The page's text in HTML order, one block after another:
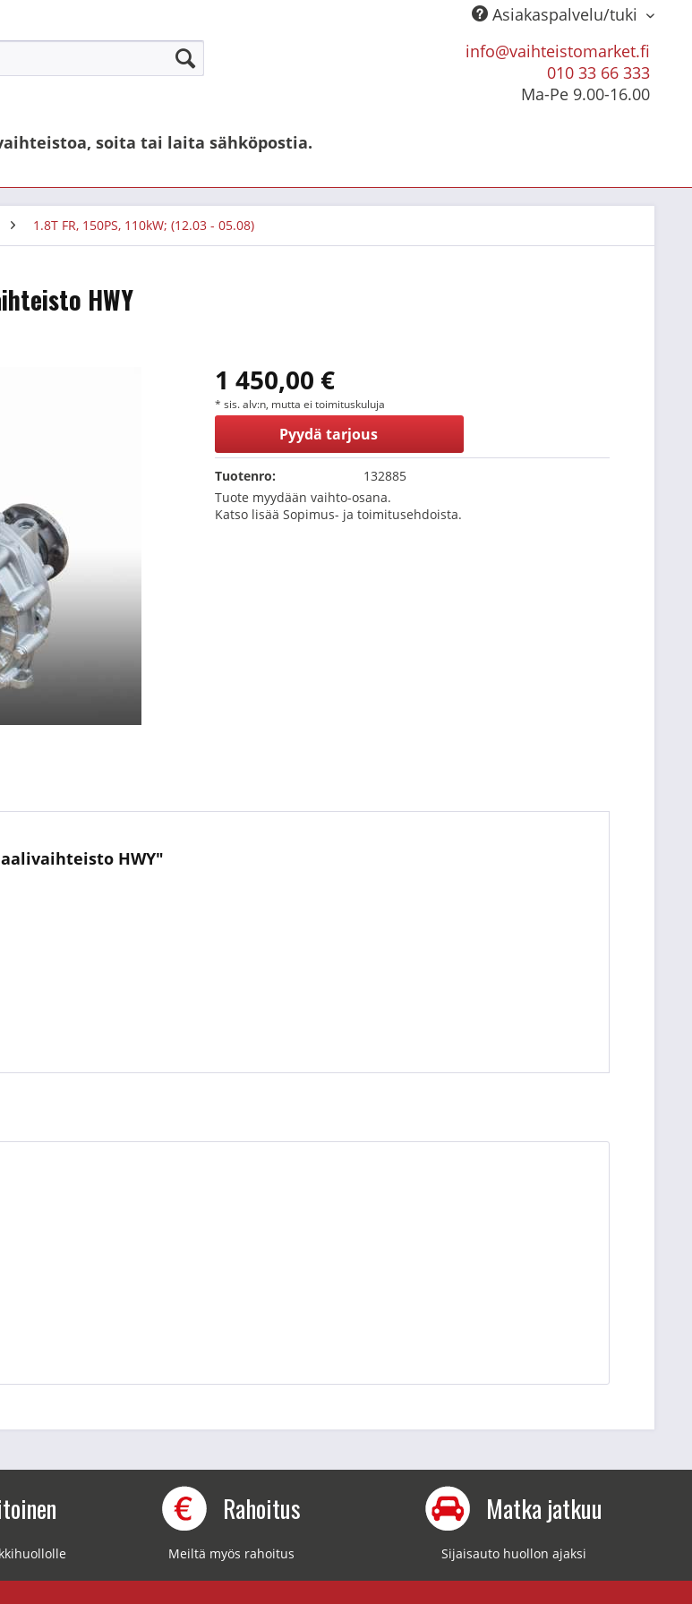
Asiakaspalvelu/tuki
info@vaihteistomarket.fi
010 33 66 333
Ma-Pe 9.00-16.00
soita tai laita sähköpostia.
1.8T FR, 150PS, 110kW; (12.03 - 05.08)
HWY
1 450,00 €
* sis. alv:n, mutta ei toimituskuluja
Pyydä tarjous
Tuotenro:
132885
Tuote myydään vaihto-osana.
Katso lisää Sopimus- ja toimitusehdoista.
HWY"
Rahoitus
Meiltä myös rahoitus
Matka jatkuu
Sijaisauto huollon ajaksi